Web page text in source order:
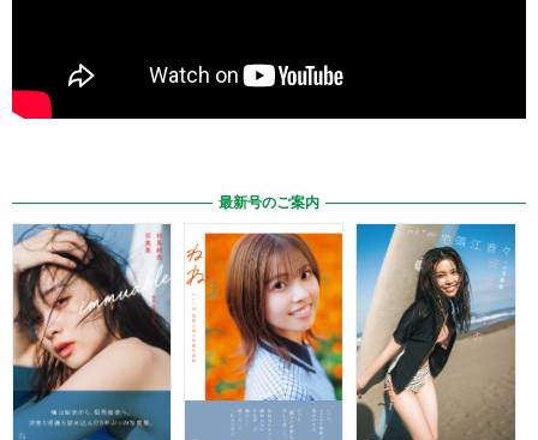
最新号のご案内